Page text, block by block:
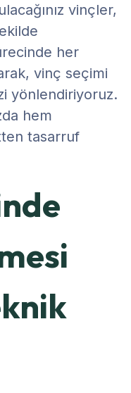
vinçler,
her
vinç seçimi
yönlendiriyoruz.
hem
tasarruf